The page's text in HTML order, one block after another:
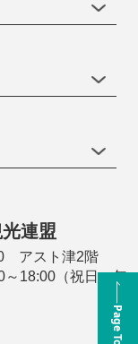
Page Top
連盟
アスト津2階
18:00（祝日・年